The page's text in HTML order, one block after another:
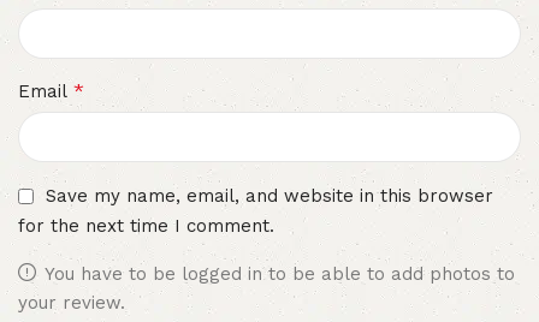
Email *
Save my name, email, and website in this browser
for the next time I comment.
You have to be logged in to be able to add photos to
your review.